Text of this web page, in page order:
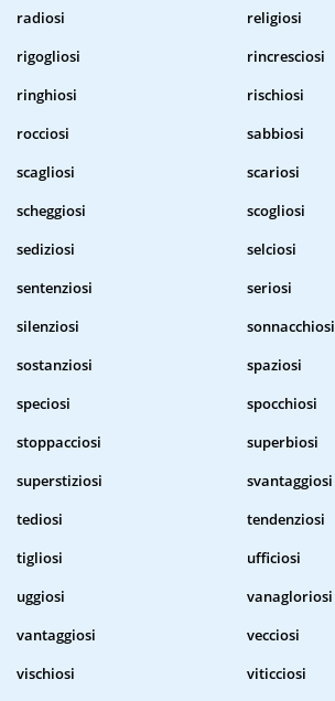
radiosi
religiosi
rigogliosi
rincresciosi
ringhiosi
rischiosi
rocciosi
sabbiosi
scagliosi
scariosi
scheggiosi
scogliosi
sediziosi
selciosi
sentenziosi
seriosi
silenziosi
sonnacchiosi
sostanziosi
spaziosi
speciosi
spocchiosi
stoppacciosi
superbiosi
superstiziosi
svantaggiosi
tediosi
tendenziosi
tigliosi
ufficiosi
uggiosi
vanagloriosi
vantaggiosi
vecciosi
vischiosi
viticciosi